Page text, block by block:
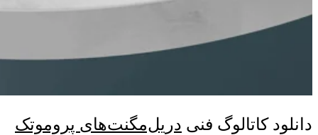
دانلود کاتالوگ فنی دریل‌مگنت‌های پروموتک